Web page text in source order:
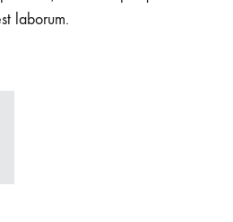
laborum.